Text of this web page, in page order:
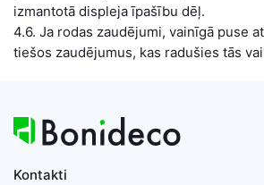
izmantotā displeja īpašību dēļ.
4.6. Ja rodas zaudējumi, vainīgā puse
tiešos zaudējumus, kas radušies tās
Kontakti